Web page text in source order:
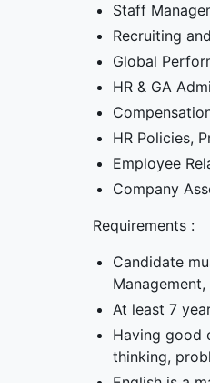
Staff
Recruiting
Global
HR & GA
HR Policies,
Employee
Company
Requirements :
Candidate
At least 7
Having good
thinking,